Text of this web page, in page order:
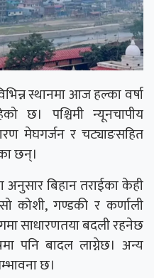
स्थानमा आज हल्का वर्षा
छ। पश्चिमी न्यूनचापीय
मेघगर्जन र चट्याङसहित
छन्।
अनुसार बिहान तराईका केही
कोशी, गण्डकी र कर्णाली
साधारणतया बदली रहनेछ
पनि बादल लाग्नेछ। अन्य
छ।